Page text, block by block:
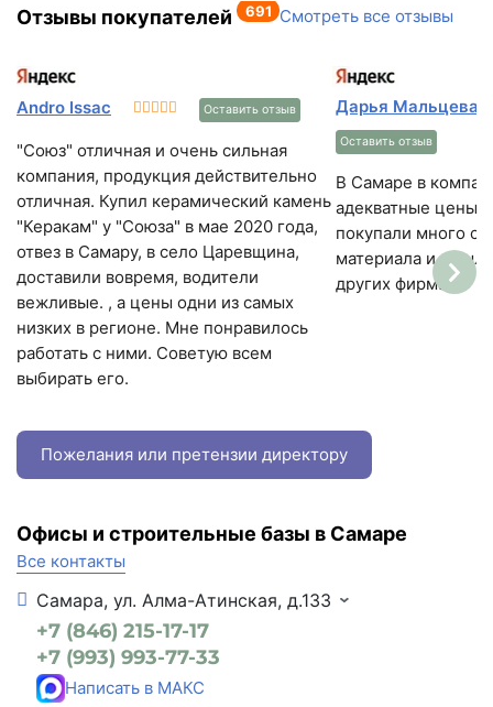
Отзывы покупателей 691 Смотреть все отзывы
Andro Issac Оставить отзыв
"Союз" отличная и очень сильная
компания, продукция действительно
отличная. Купил керамический камень
"Керакам" у "Союза" в мае 2020 года,
отвез в Самару, в село Царевщина,
доставили вовремя, водители
вежливые. , а цены одни из самых
низких в регионе. Мне понравилось
работать с ними. Советую всем
выбирать его.
Дарья Мальцева
Оставить отзыв
В Самаре в
адекватные цены
покупали много
материала и
других фирмах.
Пожелания или претензии директору
Офисы и строительные базы в Самаре
Все контакты
Самара, ул. Алма-Атинская, д.133
+7 (846) 215-17-17
+7 (993) 993-77-33
Написать в МАКС